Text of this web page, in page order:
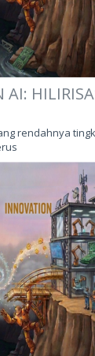
AI:
rendahnya